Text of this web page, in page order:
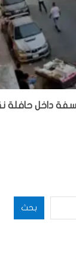
داخل حافلة
بحث